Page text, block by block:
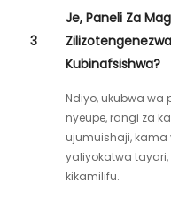
3
Je, Paneli Za
Kubinafsishwa?
Ndiyo, ukubwa wa
nyeupe, rangi za
ujumuishaji, kama
yaliyokatwa
kikamilifu.